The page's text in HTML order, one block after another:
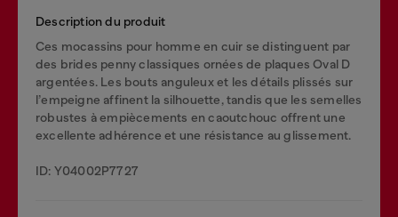
Description du produit
Ces mocassins pour homme en cuir se distinguent par
des brides penny classiques ornées de plaques Oval D
argentées. Les bouts anguleux et les détails plissés sur
l’empeigne affinent la silhouette, tandis que les semelles
robustes à empiècements en caoutchouc offrent une
excellente adhérence et une résistance au glissement.
ID: Y04002P7727